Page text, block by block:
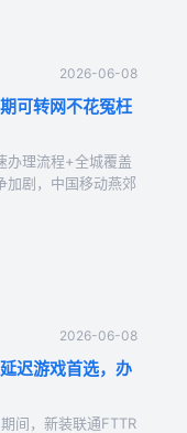
2026-06-08
可转网不花冤枉
办理流程+全城覆盖
加剧，中国移动燕郊
2026-06-08
迟游戏首选，办
间，新装联通FTTR